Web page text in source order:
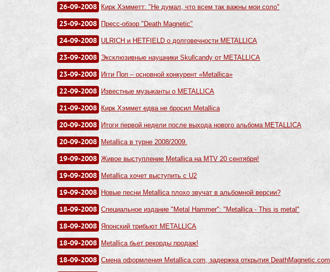
26-09-2008 Кирк Хэмметт: "Не думал, что всем так важны мои соло"
25-09-2008 Пресс-обзор "Death Magnetic"
24-09-2008 ULRICH и HETFIELD о долговечности METALLICA
23-09-2008 Эксклюзивные наушники Skullcandy от METALLICA
23-09-2008 Игги Поп – основной конкурент «Metallica»
22-09-2008 Известные музыканты о METALLICA
21-09-2008 Кирк Хэммет едва не бросил Metallica
20-09-2008 Итоги первой недели после выхода нового альбома METALLICA
20-09-2008 Metallica в турне 2008/2009.
19-09-2008 Живое выступление Metallica на MTV 20 cентября!
19-09-2008 Metallica хочет выступить с U2
19-09-2008 Новые песни Metallica плохо звучат в альбомной версии?
18-09-2008 Специальное издание "Metal Hammer": "Metallica - This is metal"
18-09-2008 Японский трибьют METALLICA
18-09-2008 Metallica бьет рекорды продаж!
18-09-2008 Смена оформления Metallica.com, задержка открытия DeathMagnetic.com